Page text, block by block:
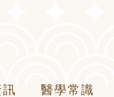
醫學常識